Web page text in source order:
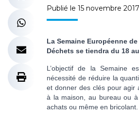
Publié le 15 novembre 2017
La Semaine Européenne
Déchets se tiendra du 18
L’objectif de la Semaine
nécessité de réduire la
et donner des clés pour agir
à la maison, au bureau ou à
achats ou même en bricolant.